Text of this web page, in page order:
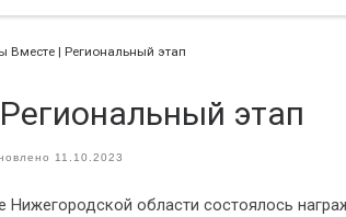
Вместе | Региональный этап
этап
11.10.2023
Нижегородской области состоялось